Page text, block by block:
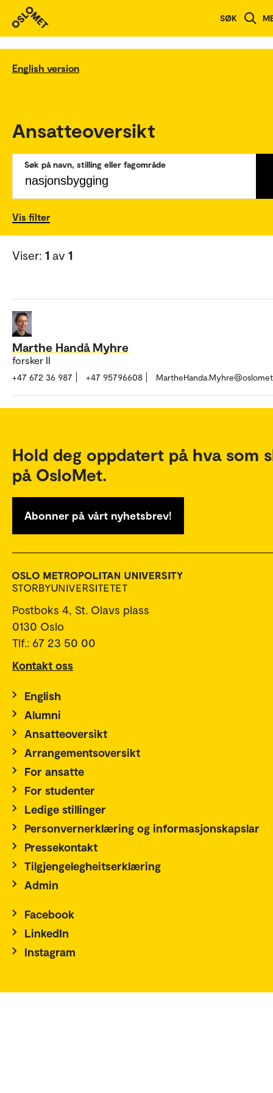
SØK
English version
Ansatteoversikt
Søk på navn, stilling eller fagområde
Vis filter
Viser: 1 av 1
Marthe Handå Myhre
forsker II
+47 672 36 987 +47 95796608
Hold deg oppdatert på hva som
på OsloMet.
Abonner på vårt nyhetsbrev!
Postboks 4, St. Olavs plass
0130 Oslo
Tlf.: 67 23 50 00
Kontakt oss
English
Alumni
Ansatteoversikt
Arrangementsoversikt
For ansatte
For studenter
Ledige stillinger
Personvernerklæring og informasjonskapslar
Pressekontakt
Tilgjengelegheitserklæring
Admin
Facebook
LinkedIn
Instagram